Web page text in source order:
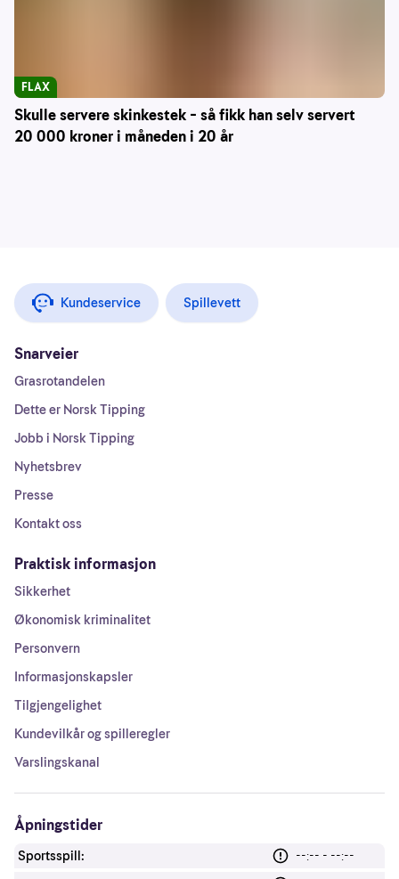
Skulle servere skinkestek – så fikk han selv servert
20 000 kroner i måneden i 20 år
FLAX
Kundeservice Spillevett
Snarveier
Grasrotandelen
Dette er Norsk Tipping
Jobb i Norsk Tipping
Nyhetsbrev
Presse
Kontakt oss
Praktisk informasjon
Sikkerhet
Økonomisk kriminalitet
Personvern
Informasjonskapsler
Tilgjengelighet
Kundevilkår og spilleregler
Varslingskanal
Åpningstider
Sportsspill:
--:-- - --:--